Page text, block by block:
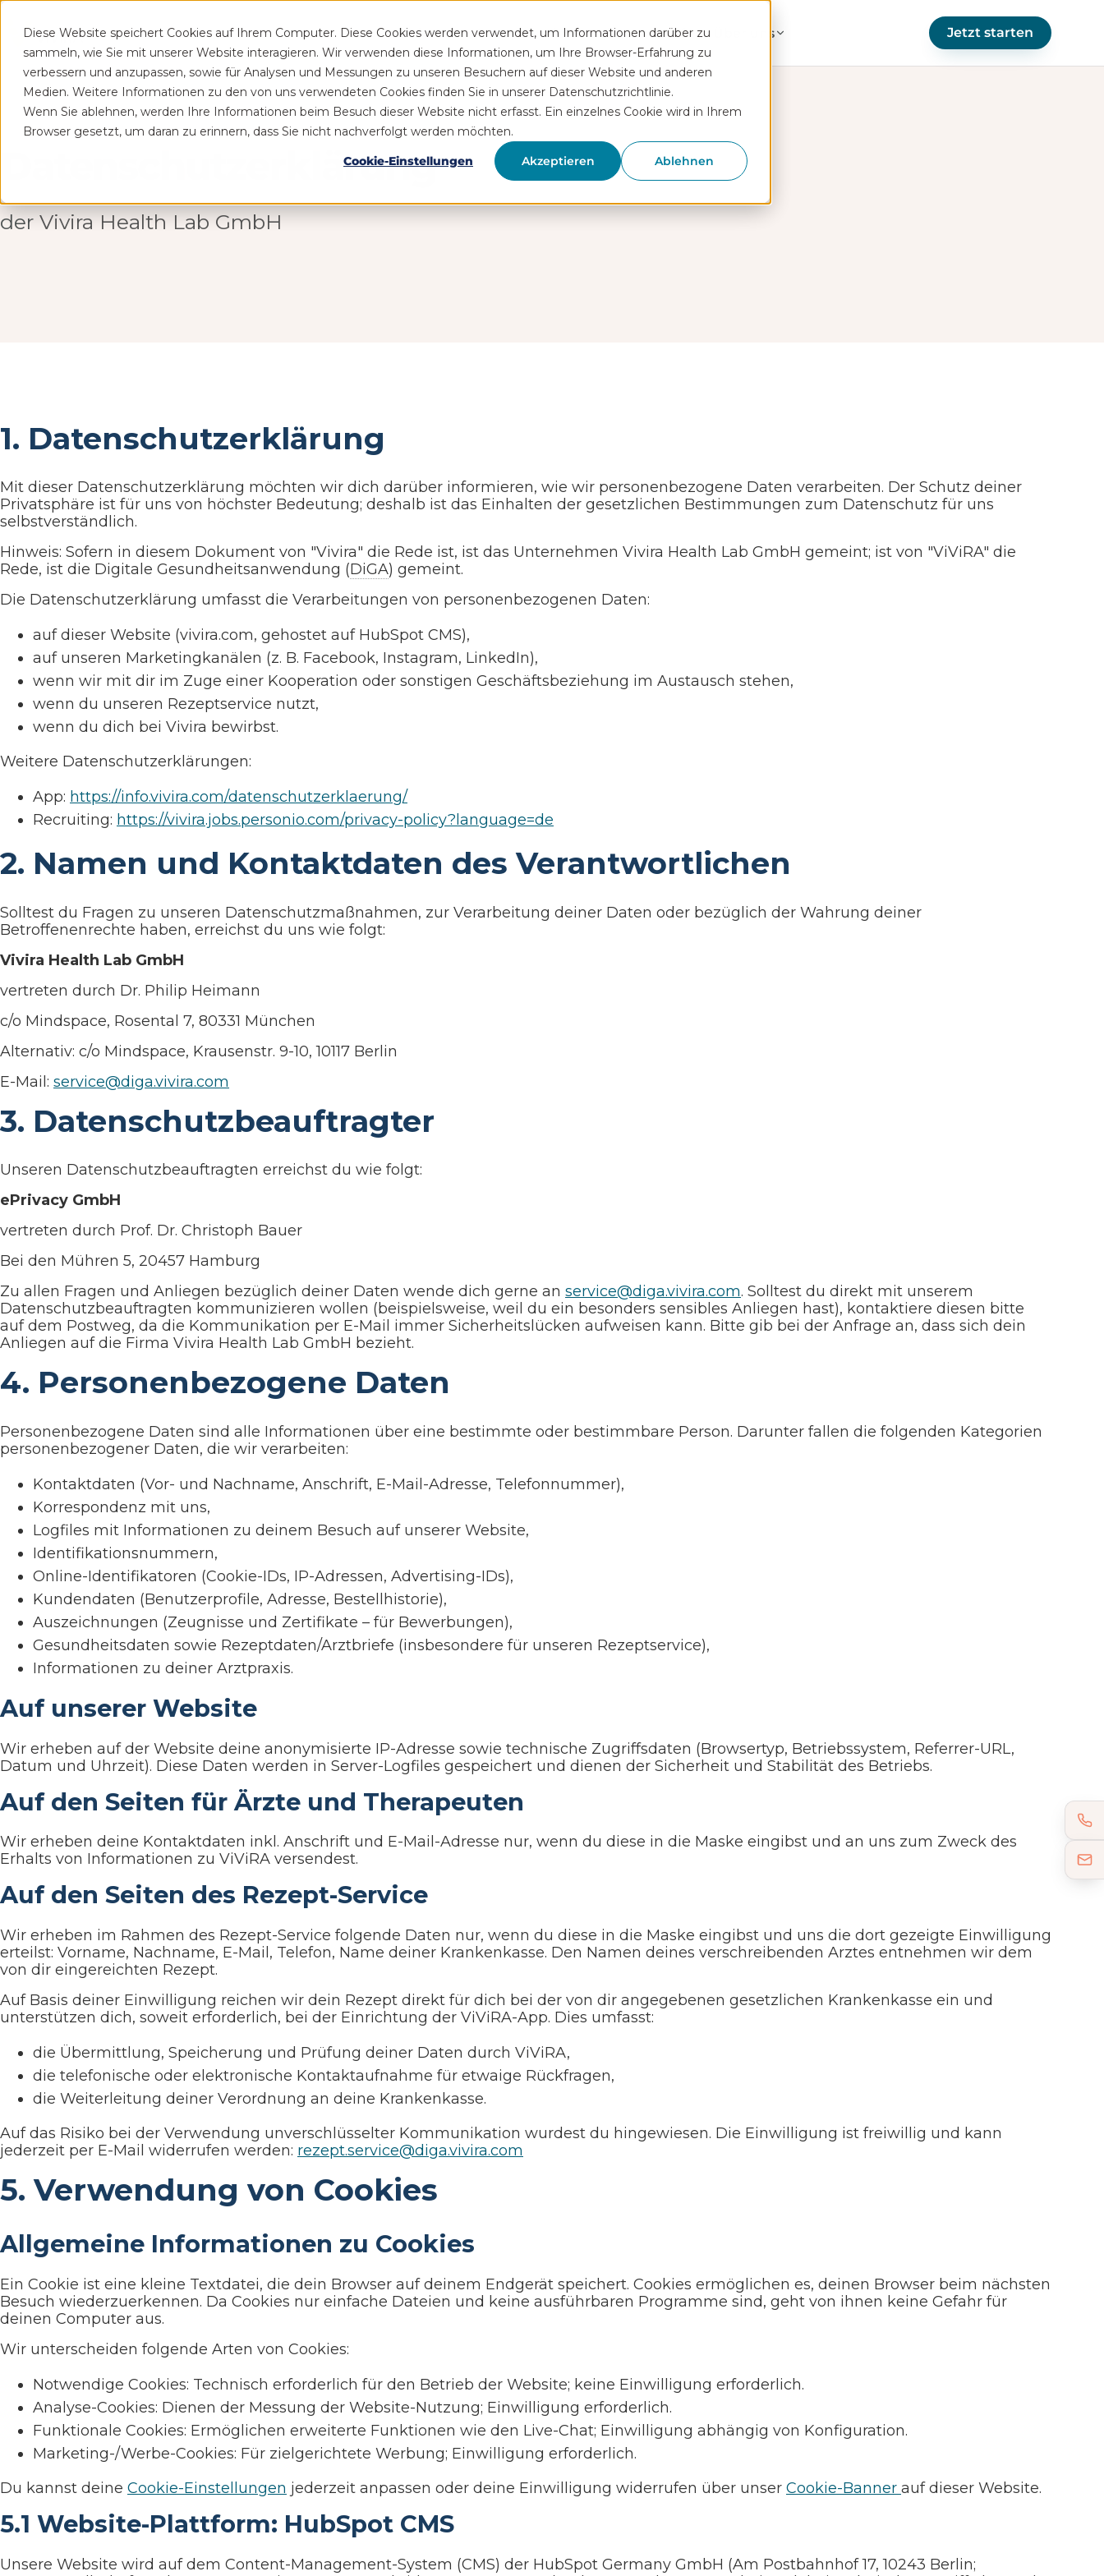
Diese Website speichert Cookies auf Ihrem Computer. Diese Cookies werden verwendet, um Informationen darüber zu
sammeln, wie Sie mit unserer Website interagieren. Wir verwenden diese Informationen, um Ihre Browser-Erfahrung zu
verbessern und anzupassen, sowie für Analysen und Messungen zu unseren Besuchern auf dieser Website und anderen
Medien. Weitere Informationen zu den von uns verwendeten Cookies finden Sie in unserer Datenschutzrichtlinie.
Wenn Sie ablehnen, werden Ihre Informationen beim Besuch dieser Website nicht erfasst. Ein einzelnes Cookie wird in Ihrem
Browser gesetzt, um daran zu erinnern, dass Sie nicht nachverfolgt werden möchten.
Cookie-Einstellungen
Akzeptieren Ablehnen
Patient Praxis Funktionen Rezeptservice Wissen Hilfe Über uns Jetzt starten
Datenschutz­erklärung
derVivira Health Lab GmbH
1. Datenschutzerklärung
Mit dieser Datenschutzerklärung möchten wir dich darüber informieren, wie wir personenbezogene Daten verarbeiten. Der Schutz deiner
Privatsphäre ist für uns von höchster Bedeutung; deshalb ist das Einhalten der gesetzlichen Bestimmungen zum Datenschutz für uns
selbstverständlich.
Hinweis: Sofern in diesem Dokument von "Vivira" die Rede ist, ist das Unternehmen Vivira Health Lab GmbH gemeint; ist von "ViViRA" die
Rede, ist die Digitale Gesundheitsanwendung (DiGA) gemeint.
Die Datenschutzerklärung umfasst die Verarbeitungen von personenbezogenen Daten:
auf dieser Website (vivira.com, gehostet auf HubSpot CMS),
auf unseren Marketingkanälen (z. B. Facebook, Instagram, LinkedIn),
wenn wir mit dir im Zuge einer Kooperation oder sonstigen Geschäftsbeziehung im Austausch stehen,
wenn du unseren Rezeptservice nutzt,
wenn du dich bei Vivira bewirbst.
Weitere Datenschutzerklärungen:
App: https://info.vivira.com/datenschutzerklaerung/
Recruiting: https://vivira.jobs.personio.com/privacy-policy?language=de
2. Namen und Kontaktdaten des Verantwortlichen
Solltest du Fragen zu unseren Datenschutzmaßnahmen, zur Verarbeitung deiner Daten oder bezüglich der Wahrung deiner
Betroffenenrechte haben, erreichst du uns wie folgt:
Vivira Health Lab GmbH
vertreten durch Dr. Philip Heimann
c/o Mindspace, Rosental 7, 80331 München
Alternativ: c/o Mindspace, Krausenstr. 9-10, 10117 Berlin
E-Mail: service@diga.vivira.com
3. Datenschutzbeauftragter
Unseren Datenschutzbeauftragten erreichst du wie folgt:
ePrivacy GmbH
vertreten durch Prof. Dr. Christoph Bauer
Bei den Mühren 5, 20457 Hamburg
Zu allen Fragen und Anliegen bezüglich deiner Daten wende dich gerne an service@diga.vivira.com. Solltest du direkt mit unserem
Datenschutzbeauftragten kommunizieren wollen (beispielsweise, weil du ein besonders sensibles Anliegen hast), kontaktiere diesen bitte
auf dem Postweg, da die Kommunikation per E-Mail immer Sicherheitslücken aufweisen kann. Bitte gib bei der Anfrage an, dass sich dein
Anliegen auf die Firma Vivira Health Lab GmbH bezieht.
4. Personenbezogene Daten
Personenbezogene Daten sind alle Informationen über eine bestimmte oder bestimmbare Person. Darunter fallen die folgenden Kategorien
personenbezogener Daten, die wir verarbeiten:
Kontaktdaten (Vor- und Nachname, Anschrift, E-Mail-Adresse, Telefonnummer),
Korrespondenz mit uns,
Logfiles mit Informationen zu deinem Besuch auf unserer Website,
Identifikationsnummern,
Online-Identifikatoren (Cookie-IDs, IP-Adressen, Advertising-IDs),
Kundendaten (Benutzerprofile, Adresse, Bestellhistorie),
Auszeichnungen (Zeugnisse und Zertifikate – für Bewerbungen),
Gesundheitsdaten sowie Rezeptdaten/Arztbriefe (insbesondere für unseren Rezeptservice),
Informationen zu deiner Arztpraxis.
Auf unserer Website
Wir erheben auf der Website deine anonymisierte IP-Adresse sowie technische Zugriffsdaten (Browsertyp, Betriebssystem, Referrer-URL,
Datum und Uhrzeit). Diese Daten werden in Server-Logfiles gespeichert und dienen der Sicherheit und Stabilität des Betriebs.
Auf den Seiten für Ärzte und Therapeuten
Wir erheben deine Kontaktdaten inkl. Anschrift und E-Mail-Adresse nur, wenn du diese in die Maske eingibst und an uns zum Zweck des
Erhalts von Informationen zu ViViRA versendest.
Auf den Seiten des Rezept-Service
Wir erheben im Rahmen des Rezept-Service folgende Daten nur, wenn du diese in die Maske eingibst und uns die dort gezeigte Einwilligung
erteilst: Vorname, Nachname, E-Mail, Telefon, Name deiner Krankenkasse. Den Namen deines verschreibenden Arztes entnehmen wir dem
von dir eingereichten Rezept.
Auf Basis deiner Einwilligung reichen wir dein Rezept direkt für dich bei der von dir angegebenen gesetzlichen Krankenkasse ein und
unterstützen dich, soweit erforderlich, bei der Einrichtung der ViViRA-App. Dies umfasst:
die Übermittlung, Speicherung und Prüfung deiner Daten durch ViViRA,
die telefonische oder elektronische Kontaktaufnahme für etwaige Rückfragen,
die Weiterleitung deiner Verordnung an deine Krankenkasse.
Auf das Risiko bei der Verwendung unverschlüsselter Kommunikation wurdest du hingewiesen. Die Einwilligung ist freiwillig und kann
jederzeit per E-Mail widerrufen werden: rezept.service@diga.vivira.com
5. Verwendung von Cookies
Allgemeine Informationen zu Cookies
Ein Cookie ist eine kleine Textdatei, die dein Browser auf deinem Endgerät speichert. Cookies ermöglichen es, deinen Browser beim nächsten
Besuch wiederzuerkennen. Da Cookies nur einfache Dateien und keine ausführbaren Programme sind, geht von ihnen keine Gefahr für
deinen Computer aus.
Wir unterscheiden folgende Arten von Cookies:
Notwendige Cookies: Technisch erforderlich für den Betrieb der Website; keine Einwilligung erforderlich.
Analyse-Cookies: Dienen der Messung der Website-Nutzung; Einwilligung erforderlich.
Funktionale Cookies: Ermöglichen erweiterte Funktionen wie den Live-Chat; Einwilligung abhängig von Konfiguration.
Marketing-/Werbe-Cookies: Für zielgerichtete Werbung; Einwilligung erforderlich.
Du kannst deine Cookie-Einstellungen jederzeit anpassen oder deine Einwilligung widerrufen über unser Cookie-Banner auf dieser Website.
5.1 Website-Plattform: HubSpot CMS
Unsere Website wird auf dem Content-Management-System (CMS) der HubSpot Germany GmbH (Am Postbahnhof 17, 10243 Berlin;